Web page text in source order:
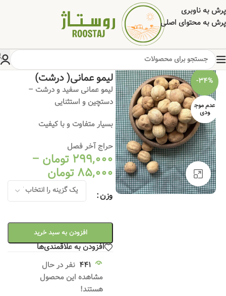
پرش به ناوبری
پرش به محتوای اصلی
-34%
عدم موج
ودی
برای بزرگنمایی کلیک کنید
میوه خشک
لیمو عمانی( درشت)
لیمو عمانی سفید و درشت –
دستچین و استثنایی
بسیار متفاوت و با کیفیت
حراج آخر فصل
299,000 تومان –
85,000تومان
وزن
افزودن به سبد خرید
افزودن به علاقمندی‌ها
441 نفر در حال
مشاهده این محصول
هستند!